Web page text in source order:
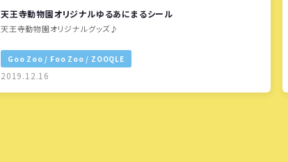
天王寺動物園オリジナルゆるあにまるシール
天王寺動物園オリジナルグッズ♪
Goo Zoo / Foo Zoo / ZOOQLE
2019.12.16